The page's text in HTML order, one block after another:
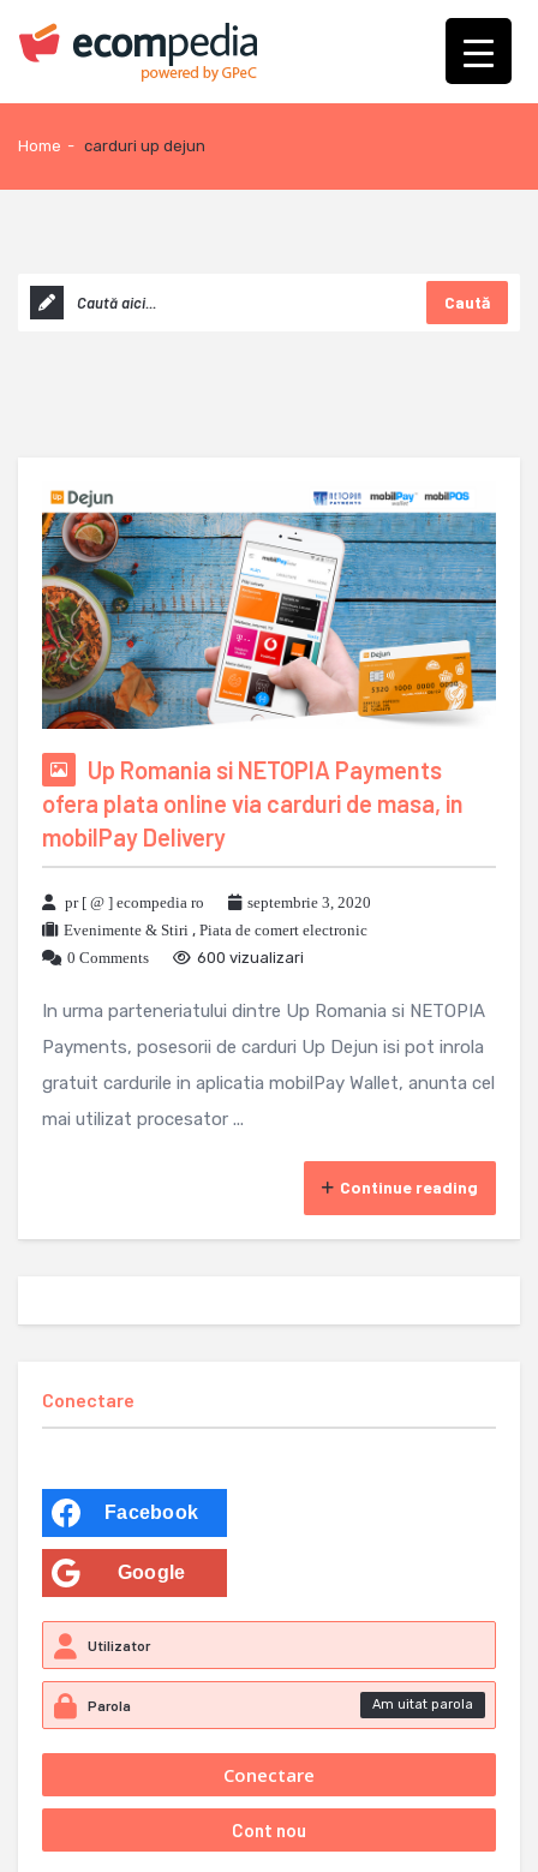
Home - carduri up dejun
Caută
Up Romania si NETOPIA Payments
ofera plata online via carduri de masa, in
mobilPay Delivery
pr [ @ ] ecompedia ro
septembrie 3, 2020
Evenimente & Stiri , Piata de comert electronic
0 Comments
600 vizualizari
In urma parteneriatului dintre Up Romania si NETOPIA
Payments, posesorii de carduri Up Dejun isi pot inrola
gratuit cardurile in aplicatia mobilPay Wallet, anunta cel
mai utilizat procesator ...
Continue reading
Conectare
Facebook
Google
Am uitat parola